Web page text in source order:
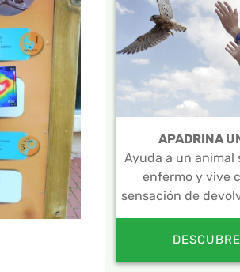
APADRINA
Ayuda a un animal
enfermo y vive
sensación de